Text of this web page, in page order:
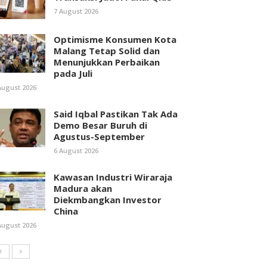
7 August 2026
Optimisme Konsumen Kota
Malang Tetap Solid dan
Menunjukkan Perbaikan
pada Juli
2026
Said Iqbal Pastikan Tak Ada
Demo Besar Buruh di
Agustus-September
6 August 2026
Kawasan Industri Wiraraja
Madura akan
Diekmbangkan Investor
China
2026